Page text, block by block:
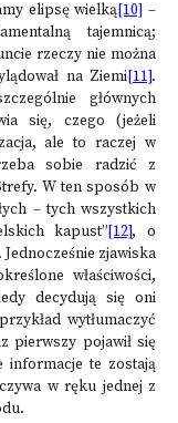
elipsę wielką[10] –
tajemnicą;
rzeczy nie można
na Ziemi[11].
głównych
się, czego (jeżeli
ale to raczej w
sobie radzić z
W ten sposób w
– tych wszystkich
kapust”[12], o
zjawiska
właściwości,
decydują się oni
wytłumaczyć
pierwszy pojawił się
informacje te zostają
w ręku jednej z